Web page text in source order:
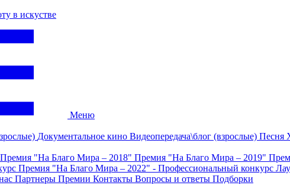
в искустве
Меню
Документальное кино Видеопередача\блог (взрослые) Песня
Премия "На Благо Мира – 2018" Премия "На Благо Мира – 2019"
Премия "На Благо Мира – 2022" - Профессиональный конкурс
Партнеры Премии Контакты Вопросы и ответы Подборки